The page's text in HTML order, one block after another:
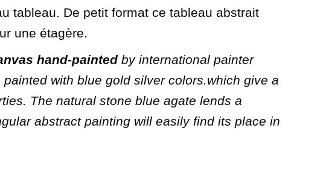
tableau. De petit format ce tableau abstrait
une étagère.
hand-painted by international painter
with blue gold silver colors.which give a
The natural stone blue agate lends a
abstract painting will easily find its place in